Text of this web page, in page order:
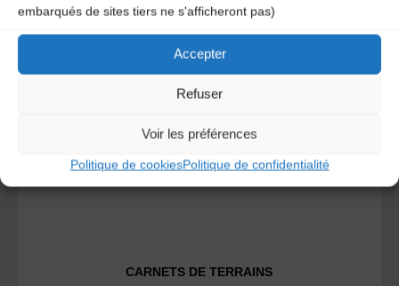
embarqués de sites tiers ne s'afficheront pas)
Accepter
Refuser
Voir les préférences
Politique de cookiesPolitique de confidentialité
Fédération des Associations de Musiques et Danses
CARNETS DE TERRAINS